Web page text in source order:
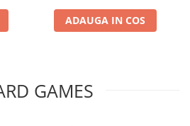
ADAUGA IN COS
GAMES